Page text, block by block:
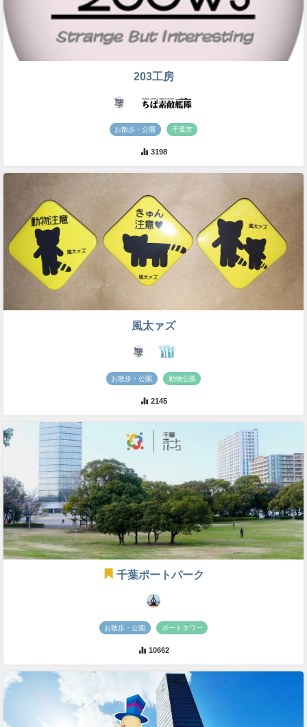
203工房
お散歩・公園 千葉市
3198
風太ァズ
お散歩・公園 動物公園
2145
千葉ポートパーク
お散歩・公園 ポートタワー
10662